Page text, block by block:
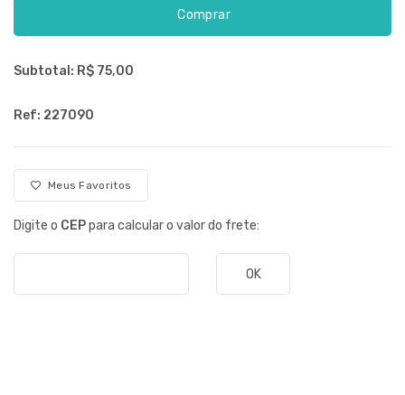
Comprar
Subtotal: R$ 75,00
Ref: 227090
Meus Favoritos
Digite o CEPpara calcular o valor do frete:
OK